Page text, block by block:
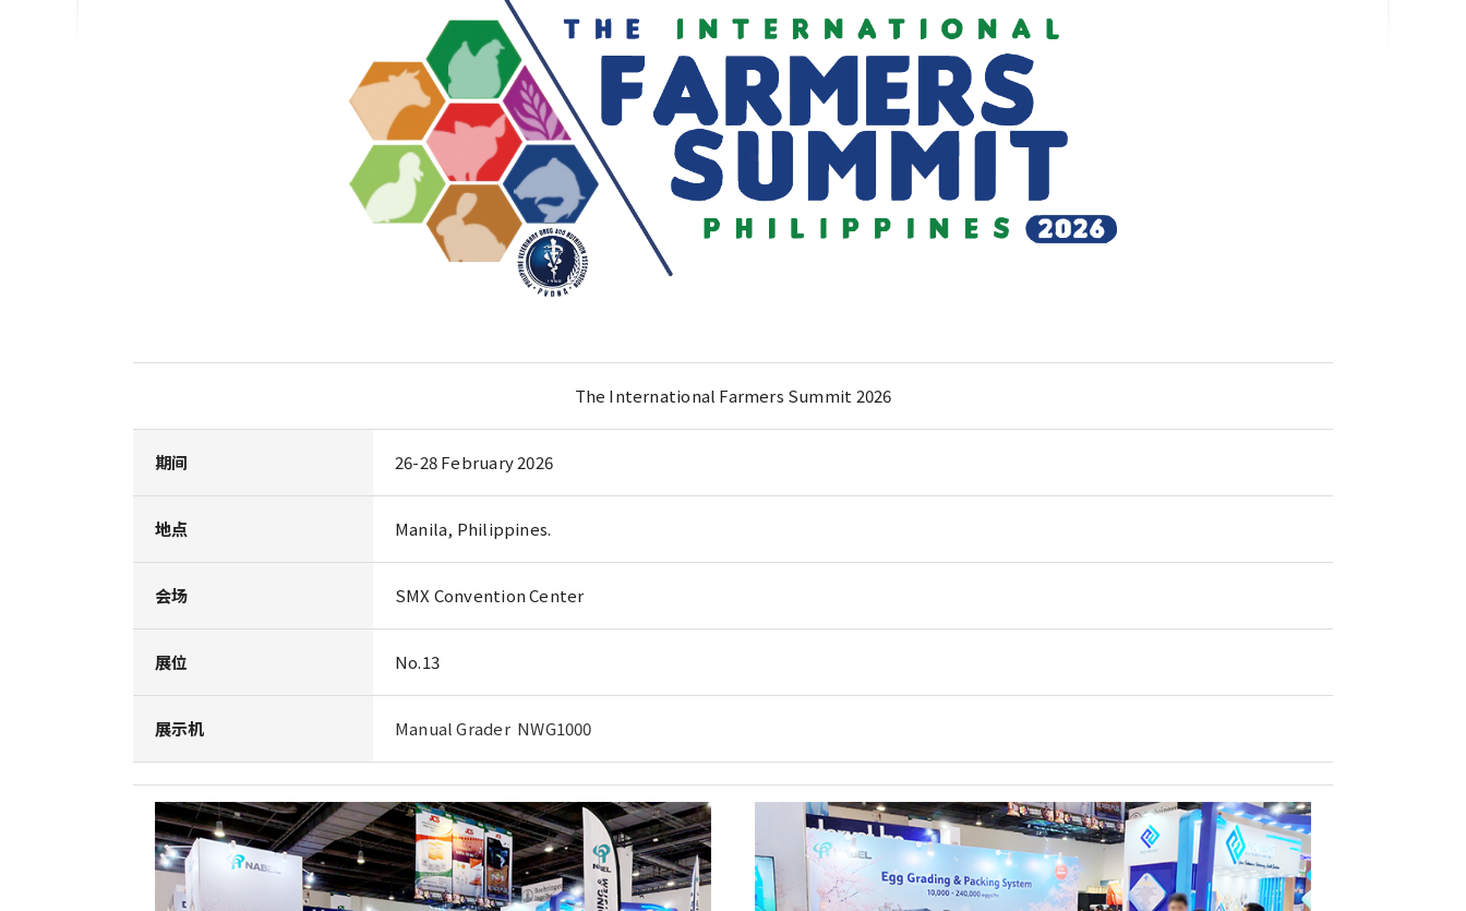
The International Farmers Summit 2026
期间 26-28 February 2026
地点 Manila, Philippines.
会场 SMX Convention Center
展位 No.13
展示机 Manual Grader NWG1000